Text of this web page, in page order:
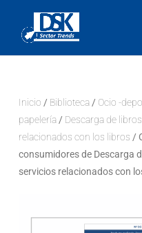
Inicio / Biblioteca/ Ocio -
papelería/ Descarga de
relacionados con los libros /
consumidores de Descarga
servicios relacionados con